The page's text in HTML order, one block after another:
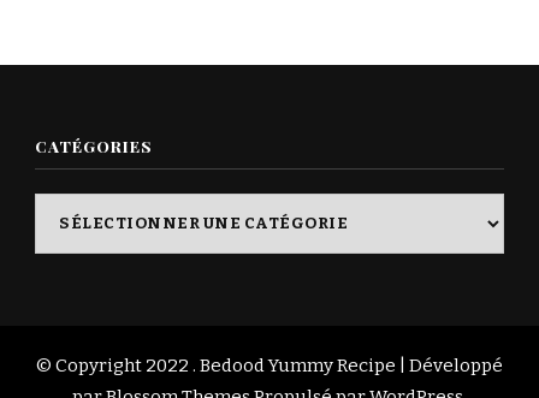
CATÉGORIES
Catégories
© Copyright 2022 . BedoodYummy Recipe | Développé